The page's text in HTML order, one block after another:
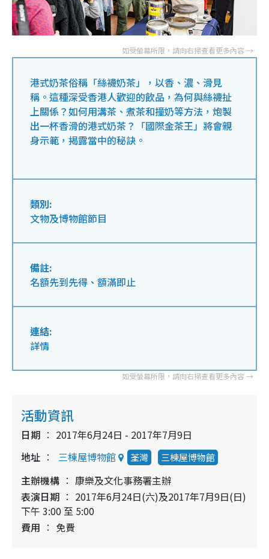
港式奶茶俗稱「絲襪奶茶」，以香、濃、滑見
稱。這種深受香港人歡迎的飲品，為何與絲襪扯
上關係？如何用溝茶、煮茶和撞奶等方法，炮製
出一杯香滑的港式奶茶？「國際金茶王」將會親
身示範，揭露當中的秘訣。
類別:
文物及博物館節目
備註:
名額先到先得、額滿即止
連結:
詳情
活動資訊
日期
2017年6月24日 - 2017年7月9日
地址
三棟屋博物館 荃灣 三棟屋博物館
主辦機構
康樂及文化事務署主辦
表演日期
2017年6月24日(六)及2017年7月9日(日)
下午 3:00 至 5:00
費用
免費